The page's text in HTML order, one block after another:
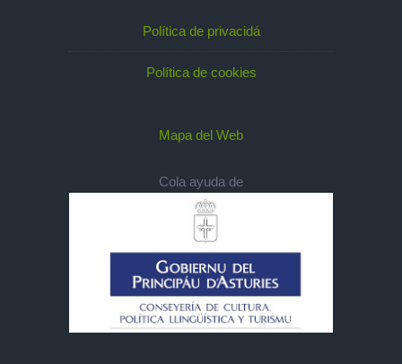
Política de privacidá
Política de cookies
Mapa del Web
Cola ayuda de